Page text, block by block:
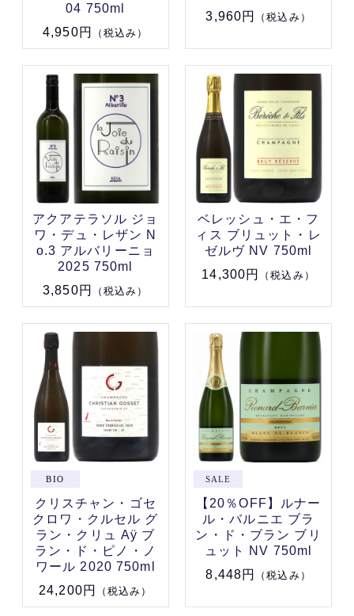
04 750ml
4,950円
（税込み）
3,960円
（税込み）
アクアテラソル ジョ
ワ・デュ・レザン N
o.3 アルバリーニョ
2025 750ml
3,850円
（税込み）
ベレッシュ・エ・フ
ィス ブリュット・レ
ゼルヴ NV 750ml
14,300円
（税込み）
クリスチャン・ゴセ
クロワ・クルセル グ
ラン・クリュ Aÿ ブ
ラン・ド・ピノ・ノ
ワール 2020 750ml
24,200円
（税込み）
【20％OFF】ルナー
ル・バルニエ ブラ
ン・ド・ブラン ブリ
ュット NV 750ml
8,448円
（税込み）